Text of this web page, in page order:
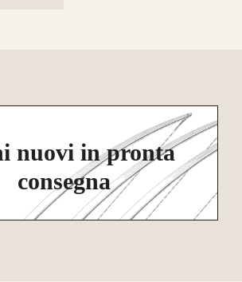
nuovi in pronta
consegna